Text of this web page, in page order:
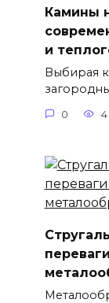
Камины
и
Выбирая
0 4